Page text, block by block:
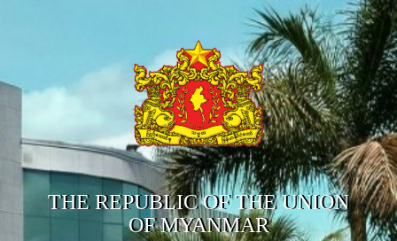
THE REPUBLIC OF THE UNION
OF MYANMAR